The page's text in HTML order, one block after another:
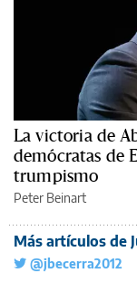
La victoria de
demócratas de
trumpismo
Peter Beinart
Más artículos de
@jbecerra2012